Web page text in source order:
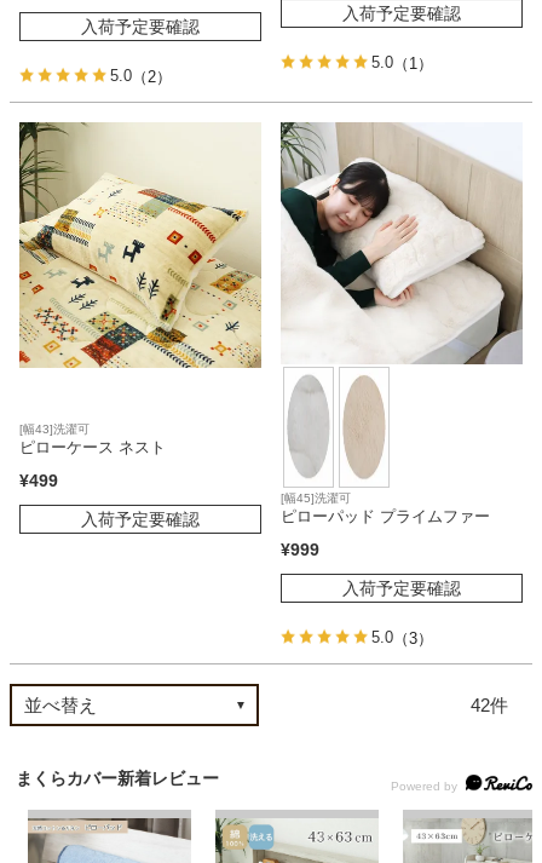
入荷予定要確認
5.0 （2）
入荷予定要確認
5.0 （1）
[幅43]洗濯可
ピローケース ネスト
¥499
入荷予定要確認
[幅45]洗濯可
ピローパッド プライムファー
¥999
入荷予定要確認
5.0 （3）
42
まくらカバー新着レビュー